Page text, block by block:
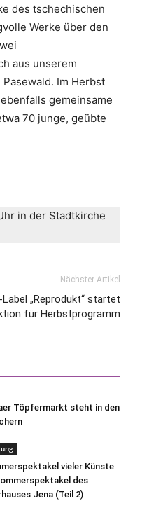
des tschechischen
Werke über den
aus unserem
Im Herbst
gemeinsame
70 junge, geübte
in der Stadtkirche
Nächster Artikel
„Reprodukt“ startet
für Herbstprogramm
Töpfermarkt steht in den
vieler Künste
des
Jena (Teil 2)